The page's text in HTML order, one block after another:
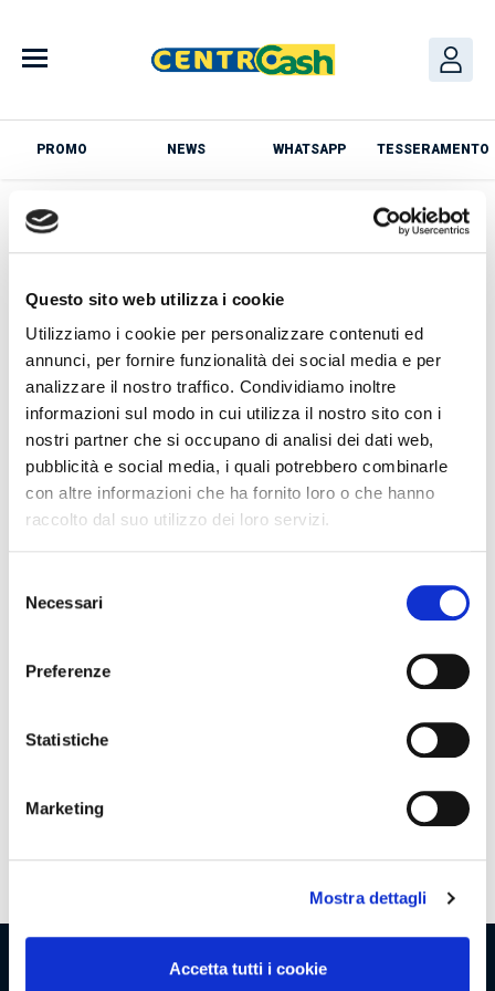
Questo sito web utilizza i cookie
Utilizziamo i cookie per personalizzare contenuti ed
annunci, per fornire funzionalità dei social media e per
analizzare il nostro traffico. Condividiamo inoltre
informazioni sul modo in cui utilizza il nostro sito con i
nostri partner che si occupano di analisi dei dati web,
pubblicità e social media, i quali potrebbero combinarle
con altre informazioni che ha fornito loro o che hanno
raccolto dal suo utilizzo dei loro servizi.
delNecessari
Preferenze
Statistiche
Marketing
Mostra dettagli
Accetta tutti i cookie
content
PROMO NEWS WHATSAPP TESSERAMENTO
Azienda
News